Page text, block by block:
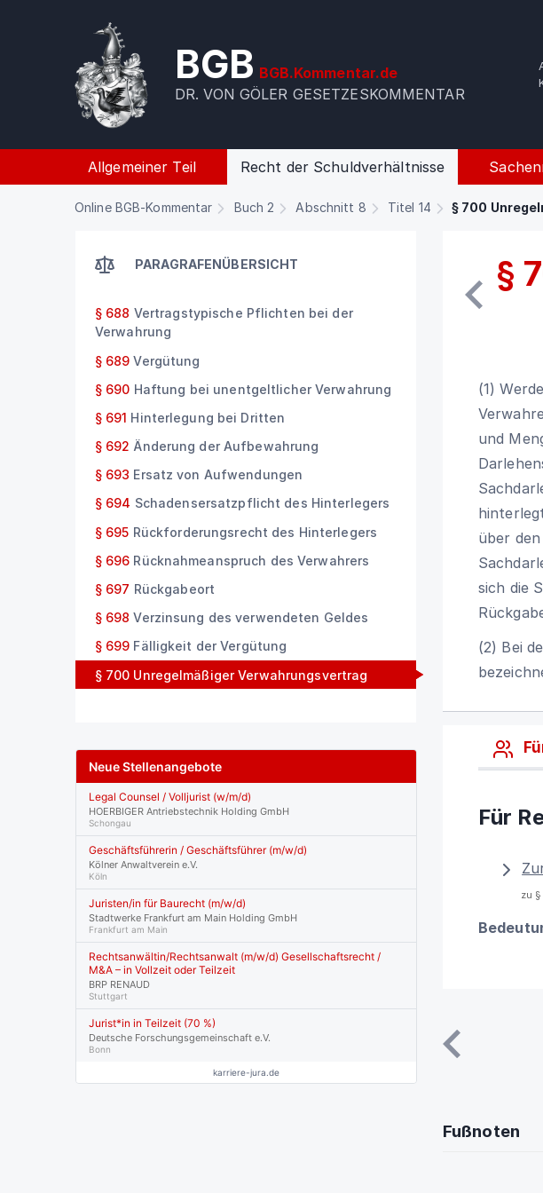
BGB BGB.Kommentar.de
DR. VON GÖLER GESETZESKOMMENTAR
Allgemeiner Teil Recht der Schuldverhältnisse
Online BGB-Kommentar Buch 2 Abschnitt 8 Titel 14 § 700
PARAGRAFENÜBERSICHT
§ 688 Vertragstypische Pflichten bei der
Verwahrung
§ 689 Vergütung
§ 690 Haftung bei unentgeltlicher Verwahrung
§ 691 Hinterlegung bei Dritten
§ 692 Änderung der Aufbewahrung
§ 693 Ersatz von Aufwendungen
§ 694 Schadensersatzpflicht des Hinterlegers
§ 695 Rückforderungsrecht des Hinterlegers
§ 696 Rücknahmeanspruch des Verwahrers
§ 697 Rückgabeort
§ 698 Verzinsung des verwendeten Geldes
§ 699 Fälligkeit der Vergütung
§ 700 Unregelmäßiger Verwahrungsvertrag
§
(1)
und
über
sich die
(2) Bei
Für
zu
Fußnoten